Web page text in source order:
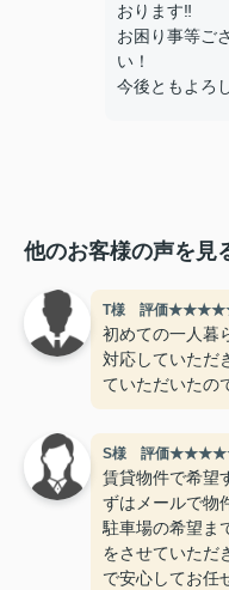
おります‼
お困り事等ご
い！
今後ともよろ
他のお客様の声を見
T様 評価
初めての一人暮
対応していただ
ていただいたの
S様 評価
賃貸物件で希望
ずはメールで物
駐車場の希望ま
をさせていただ
で安心してお任